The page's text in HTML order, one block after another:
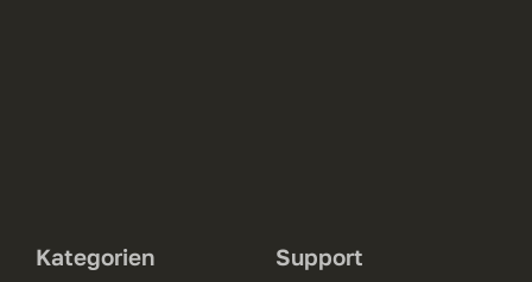
Kategorien Support